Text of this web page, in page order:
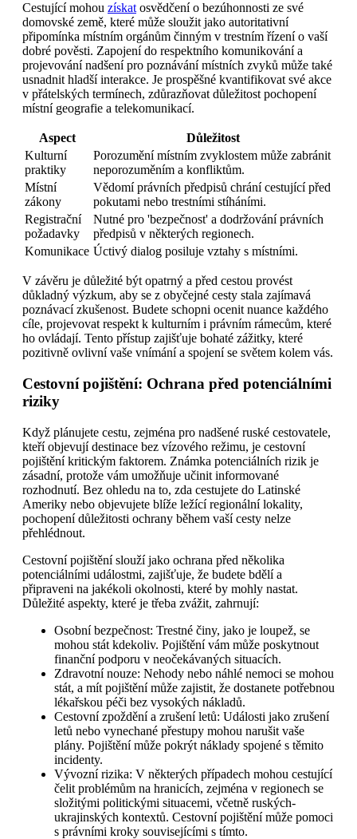
Cestující mohou získat osvědčení o bezúhonnosti ze své
domovské země, které může sloužit jako autoritativní
připomínka místním orgánům činným v trestním řízení o vaší
dobré pověsti. Zapojení do respektního komunikování a
projevování nadšení pro poznávání místních zvyků může také
usnadnit hladší interakce. Je prospěšné kvantifikovat své akce
v přátelských termínech, zdůrazňovat důležitost pochopení
místní geografie a telekomunikací.
Aspect
Důležitost
Kulturní
praktiky
Porozumění místním zvyklostem může zabránit
neporozuměním a konfliktům.
Místní
zákony
Vědomí právních předpisů chrání cestující před
pokutami nebo trestními stíháními.
Registrační
požadavky
Nutné pro 'bezpečnost' a dodržování právních
předpisů v některých regionech.
Komunikace Úctivý dialog posiluje vztahy s místními.
V závěru je důležité být opatrný a před cestou provést
důkladný výzkum, aby se z obyčejné cesty stala zajímavá
poznávací zkušenost. Budete schopni ocenit nuance každého
cíle, projevovat respekt k kulturním i právním rámecům, které
ho ovládají. Tento přístup zajišťuje bohaté zážitky, které
pozitivně ovlivní vaše vnímání a spojení se světem kolem vás.
Cestovní pojištění: Ochrana před potenciálními
riziky
Když plánujete cestu, zejména pro nadšené ruské cestovatele,
kteří objevují destinace bez vízového režimu, je cestovní
pojištění kritickým faktorem. Známka potenciálních rizik je
zásadní, protože vám umožňuje učinit informované
rozhodnutí. Bez ohledu na to, zda cestujete do Latinské
Ameriky nebo objevujete blíže ležící regionální lokality,
pochopení důležitosti ochrany během vaší cesty nelze
přehlédnout.
Cestovní pojištění slouží jako ochrana před několika
potenciálními událostmi, zajišťuje, že budete bdělí a
připraveni na jakékoli okolnosti, které by mohly nastat.
Důležité aspekty, které je třeba zvážit, zahrnují:
Osobní bezpečnost: Trestné činy, jako je loupež, se
mohou stát kdekoliv. Pojištění vám může poskytnout
finanční podporu v neočekávaných situacích.
Zdravotní nouze: Nehody nebo náhlé nemoci se mohou
stát, a mít pojištění může zajistit, že dostanete potřebnou
lékařskou péči bez vysokých nákladů.
Cestovní zpoždění a zrušení letů: Události jako zrušení
letů nebo vynechané přestupy mohou narušit vaše
plány. Pojištění může pokrýt náklady spojené s těmito
incidenty.
Vývozní rizika: V některých případech mohou cestující
čelit problémům na hranicích, zejména v regionech se
složitými politickými situacemi, včetně ruských-
ukrajinských kontextů. Cestovní pojištění může pomoci
s právními kroky souvisejícími s tímto.